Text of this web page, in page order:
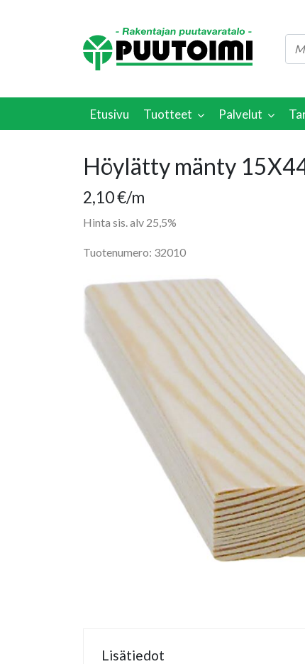
Etusivu Tuotteet Palvelut
Höylätty mänty
2,10€/m
Hinta sis. alv 25,5%
Tuotenumero: 32010
Lisätiedot